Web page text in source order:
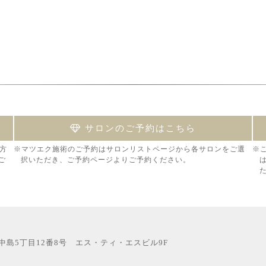
サロンのご予約はこちら
※マツエク施術のご予約はサロンリストページから各サロンをご選
択いただき、ご予約ページよりご予約ください。
※
島5丁目12番8号 エス・ティ・エスビル9F